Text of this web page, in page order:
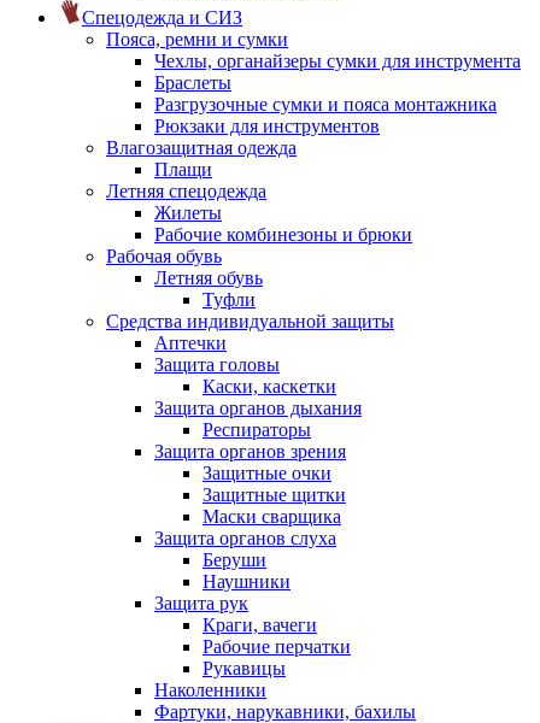
Спецодежда и СИЗ
Пояса, ремни и сумки
Чехлы, органайзеры сумки для инструмента
Браслеты
Разгрузочные сумки и пояса монтажника
Рюкзаки для инструментов
Влагозащитная одежда
Плащи
Летняя спецодежда
Жилеты
Рабочие комбинезоны и брюки
Рабочая обувь
Летняя обувь
Туфли
Средства индивидуальной защиты
Аптечки
Защита головы
Каски, каскетки
Защита органов дыхания
Респираторы
Защита органов зрения
Защитные очки
Защитные щитки
Маски сварщика
Защита органов слуха
Беруши
Наушники
Защита рук
Краги, вачеги
Рабочие перчатки
Рукавицы
Наколенники
Фартуки, нарукавники, бахилы